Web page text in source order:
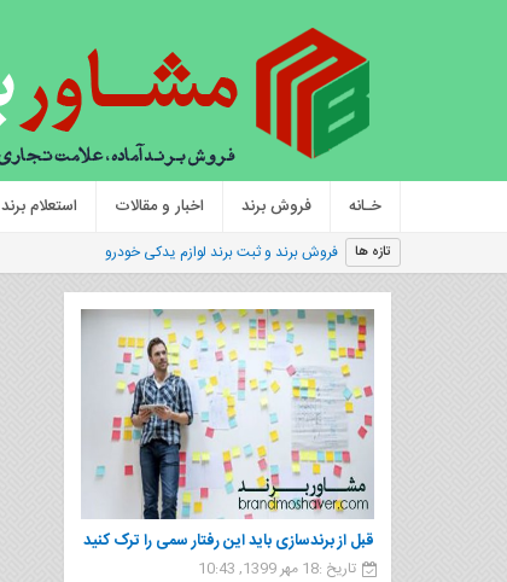
خـانه فروش برند اخبار و مقالات استعلام برند
تازه ها فروش برند و ثبت برند لوازم یدکی خودرو
قبل از برندسازی باید این رفتار سمی را ترک کنید
تاریخ :18 مهر 1399, 10:43